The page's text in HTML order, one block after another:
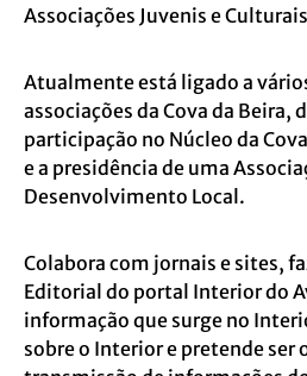
Associações Juvenis e
Atualmente está ligado a
associações da Cova da Beira,
participação no Núcleo da
e a presidência de uma
Desenvolvimento Local.
Colabora com jornais e sites,
Editorial do portal Interior do
informação que surge no
sobre o Interior e pretende ser